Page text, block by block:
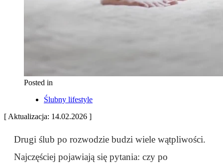
Posted in
Ślubny lifestyle
[ Aktualizacja: 14.02.2026 ]
Drugi ślub po rozwodzie budzi wiele wątpliwości.
Najczęściej pojawiają się pytania: czy po